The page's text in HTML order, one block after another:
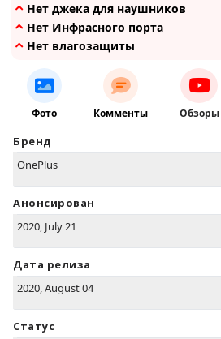
Нет джека для наушников
Нет Инфрасного порта
Нет влагозащиты
Фото Комменты Обзоры
Бренд
OnePlus
Анонсирован
2020, July 21
Дата релиза
2020, August 04
Статус